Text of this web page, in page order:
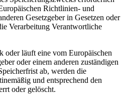
Richtlinien- und
Gesetzgeber in Gesetzen oder
Verarbeitung Verantwortliche
oder läuft eine vom Europäischen
oder einem anderen zuständigen
ab, werden die
und entsprechend den
oder gelöscht.